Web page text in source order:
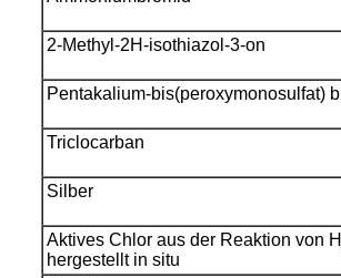
2-Methyl-2H-isothiazol-3-on
Pentakalium-bis(peroxymonosulfat)
Triclocarban
Silber
Aktives Chlor aus der Reaktion von
hergestellt in situ